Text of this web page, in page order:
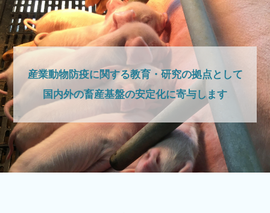
産業動物防疫に関する教育・研究の拠点として
国内外の畜産基盤の安定化に寄与します